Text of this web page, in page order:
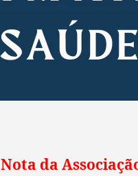
Nota da